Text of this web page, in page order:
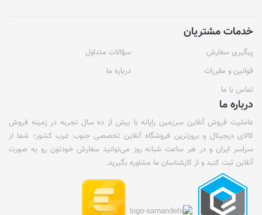
خدمات مشتریان
پیگیری سفارش
سؤالات متداول
قوانین و مقررات
درباره ما
تماس با ما
درباره ما
عاملیت فروش آنلاین سرزمین رایانه با بیش از ده سال تجربه در زمینه فروش
کالای دیجیتال و بروزترین فروشگاه آنلاین تخصصی جنوب غرب کشور؛ شما از
سراسر ایران و در هر ساعت شبانه روز می‌توانید سفارش خودتون رو به صورت
آنلاین ثبت کنید و از کارشناسان ما مشاوره بگیرید.